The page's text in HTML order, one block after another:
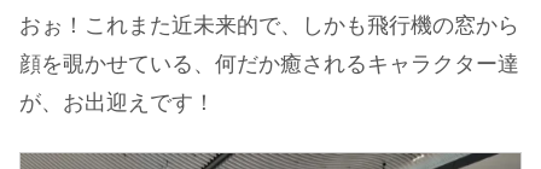
おぉ！これまた近未来的で、しかも飛行機の窓から
顔を覗かせている、何だか癒されるキャラクター達
が、お出迎えです！